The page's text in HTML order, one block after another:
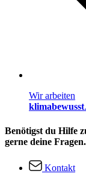
Wir arbeiten
klimabewusst.
Benötigst du Hilfe
gerne deine Fragen.
Kontakt